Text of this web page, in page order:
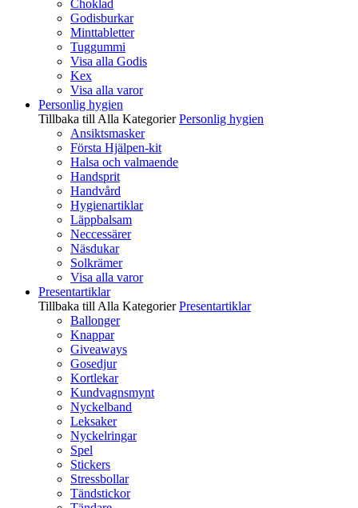
Choklad
Godisburkar
Minttabletter
Tuggummi
Visa alla Godis
Kex
Visa alla varor
Personlig hygien
Tillbaka till Alla Kategorier Personlig hygien
Ansiktsmasker
Första Hjälpen-kit
Halsa och valmaende
Handsprit
Handvård
Hygienartiklar
Läppbalsam
Neccessärer
Näsdukar
Solkrämer
Visa alla varor
Presentartiklar
Tillbaka till Alla Kategorier Presentartiklar
Ballonger
Knappar
Giveaways
Gosedjur
Kortlekar
Kundvagnsmynt
Nyckelband
Leksaker
Nyckelringar
Spel
Stickers
Stressbollar
Tändstickor